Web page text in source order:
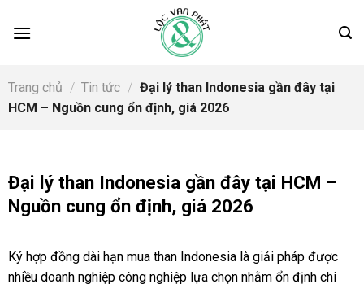
Trang chủ / Tin tức / Đại lý than Indonesia gần đây tại
HCM – Nguồn cung ổn định, giá 2026
Đại lý than Indonesia gần đây tại HCM –
Nguồn cung ổn định, giá 2026
Ký hợp đồng dài hạn mua than Indonesia là giải pháp được
nhiều doanh nghiệp công nghiệp lựa chọn nhằm ổn định chi